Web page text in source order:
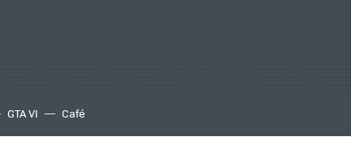
GTA VI Café